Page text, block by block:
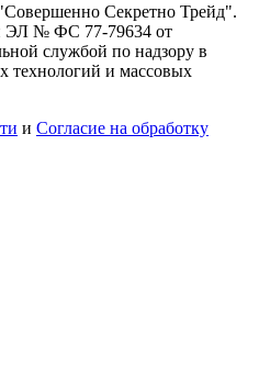
Секретно Трейд".
ЭЛ № ФС 77-79634 от
службой по надзору в
технологий и массовых
и Согласие на обработку